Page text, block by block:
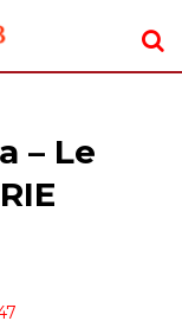
– Le